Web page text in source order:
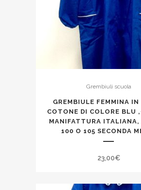
Grembiuli scuola
GREMBIULE FEMMINA IN
COTONE DI COLORE BLU
MANIFATTURA ITALIANA,
100 O 105 SECONDA
23,00€